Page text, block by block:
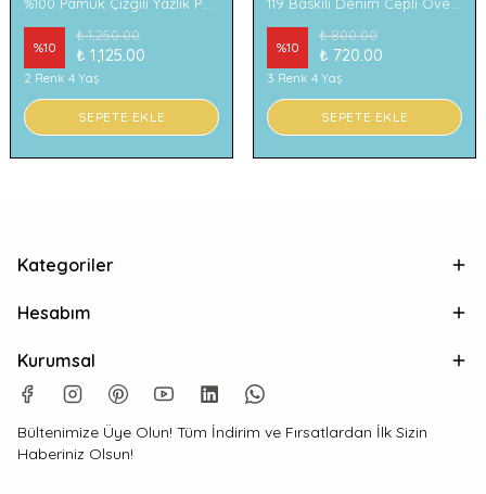
%10
₺ 1,250.00
₺ 1,125.00
2 Renk 4 Yaş
SEPETE EKLE
%10
₺ 800.00
₺ 720.00
3 Renk 4 Yaş
SEPETE EKLE
Kategoriler
Hesabım
Kurumsal
Bültenimize Üye Olun! Tüm İndirim ve Fırsatlardan İlk Sizin
Haberiniz Olsun!